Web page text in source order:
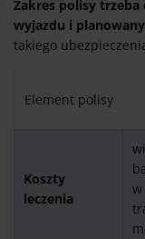
Zakres polisy trzeba
wyjazdu i
takiego
Element polisy
Koszty
leczenia